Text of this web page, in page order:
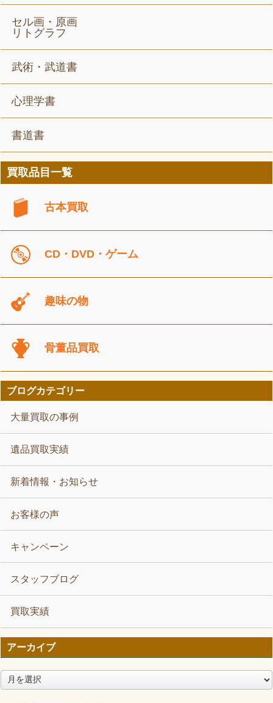
セル画・原画
リトグラフ
武術・武道書
心理学書
書道書
買取品目一覧
古本買取
CD・DVD・ゲーム
趣味の物
骨董品買取
ブログカテゴリー
大量買取の事例
遺品買取実績
新着情報・お知らせ
お客様の声
キャンペーン
スタッフブログ
買取実績
アーカイブ
ア
ー